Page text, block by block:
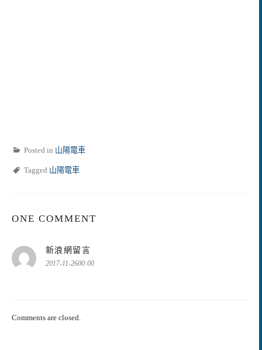
Posted in 山陽電車
Tagged 山陽電車
ONE COMMENT
新浪網留言
示:
2017-11-2600:00
Comments are closed.